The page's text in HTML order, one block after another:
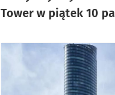
Tower w piątek 10